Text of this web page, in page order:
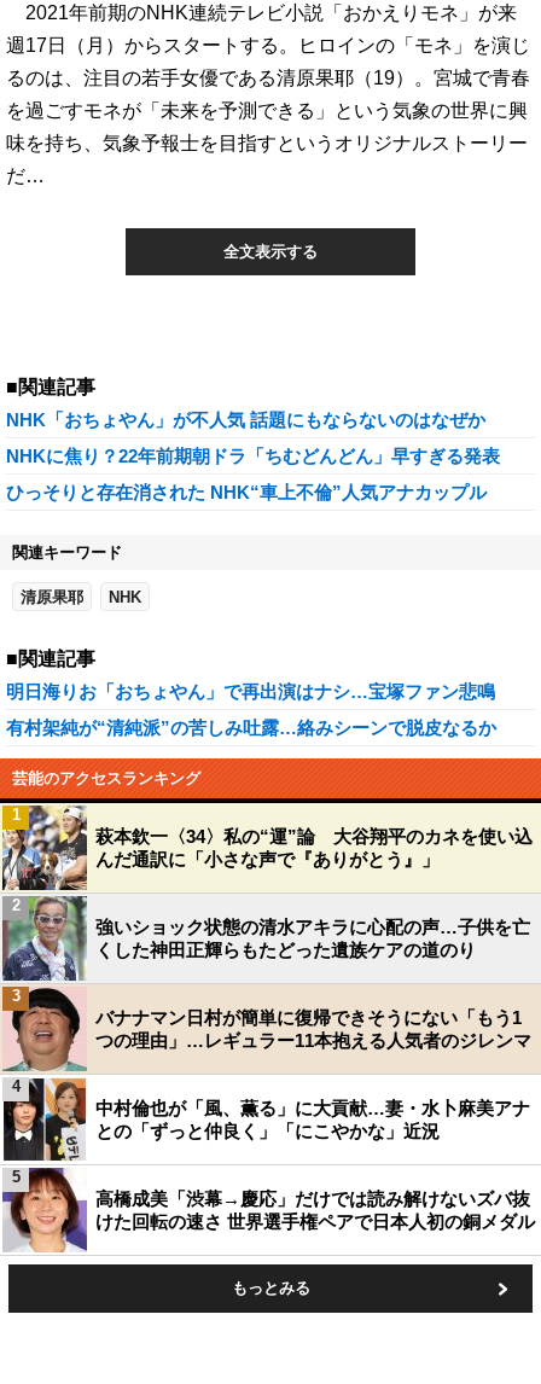
2021年前期のNHK連続テレビ小説「おかえりモネ」が来
週17日（月）からスタートする。ヒロインの「モネ」を演じ
るのは、注目の若手女優である清原果耶（19）。宮城で青春
を過ごすモネが「未来を予測できる」という気象の世界に興
味を持ち、気象予報士を目指すというオリジナルストーリー
だ…
全文表示する
■関連記事
NHK「おちょやん」が不人気 話題にもならないのはなぜか
NHKに焦り？22年前期朝ドラ「ちむどんどん」早すぎる発表
ひっそりと存在消された NHK“車上不倫”人気アナカップル
関連キーワード
清原果耶 NHK
■関連記事
明日海りお「おちょやん」で再出演はナシ…宝塚ファン悲鳴
有村架純が“清純派”の苦しみ吐露…絡みシーンで脱皮なるか
芸能のアクセスランキング
萩本欽一〈34〉私の“運”論 大谷翔平のカネを使い込
んだ通訳に「小さな声で『ありがとう』」
1
強いショック状態の清水アキラに心配の声…子供を亡
くした神田正輝らもたどった遺族ケアの道のり
2
バナナマン日村が簡単に復帰できそうにない「もう1
つの理由」…レギュラー11本抱える人気者のジレンマ
3
中村倫也が「風、薫る」に大貢献…妻・水卜麻美アナ
との「ずっと仲良く」「にこやかな」近況
4
高橋成美「渋幕→慶応」だけでは読み解けないズバ抜
けた回転の速さ 世界選手権ペアで日本人初の銅メダル
5
もっとみる